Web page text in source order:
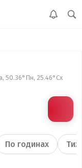
50.36°Пн, 25.46°Сх
По годинах